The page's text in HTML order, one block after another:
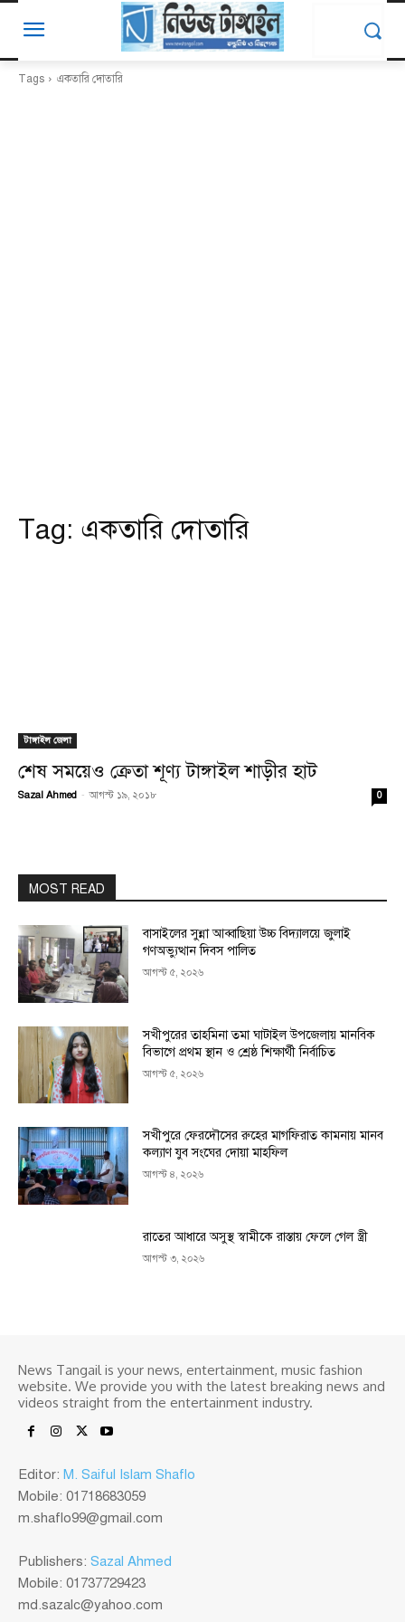
Tags একতারি দোতারি
Tag: একতারি দোতারি
টাঙ্গাইল জেলা
শেষ সময়েও ক্রেতা শূণ্য টাঙ্গাইল শাড়ীর হাট
Sazal Ahmed - আগস্ট ১৯, ২০১৮ 0
MOST READ
বাসাইলের সুন্না আব্বাছিয়া উচ্চ বিদ্যালয়ে জুলাই
গণঅভ্যুত্থান দিবস পালিত
আগস্ট ৫, ২০২৬
সখীপুরের তাহমিনা তমা ঘাটাইল উপজেলায় মানবিক
বিভাগে প্রথম স্থান ও শ্রেষ্ঠ শিক্ষার্থী নির্বাচিত
আগস্ট ৫, ২০২৬
সখীপুরে ফেরদৌসের রুহের মাগফিরাত কামনায় মানব
কল্যাণ যুব সংঘের দোয়া মাহফিল
আগস্ট ৪, ২০২৬
রাতের আধারে অসুস্থ স্বামীকে রাস্তায় ফেলে গেল স্ত্রী
আগস্ট ৩, ২০২৬
News Tangail is your news, entertainment, music fashion
website. We provide you with the latest breaking news and
videos straight from the entertainment industry.
Editor: M. Saiful Islam Shaflo
Mobile: 01718683059
m.shaflo99@gmail.com
Publishers: Sazal Ahmed
Mobile: 01737729423
md.sazalc@yahoo.com